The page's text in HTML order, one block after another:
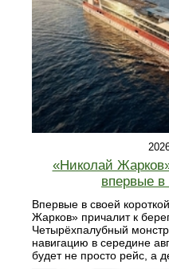
«Николай
впервые в
Впервые в своей
Жарков» причалит к
Четырёхпалубный
навигацию в середине
будет не просто рейс, а